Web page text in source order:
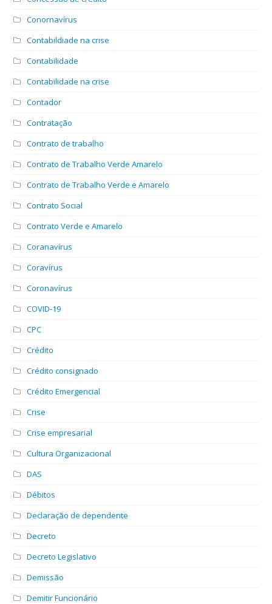
Conornavírus
Contabildiade na crise
Contabilidade
Contabilidade na crise
Contador
Contratação
Contrato de trabalho
Contrato de Trabalho Verde Amarelo
Contrato de Trabalho Verde e Amarelo
Contrato Social
Contrato Verde e Amarelo
Coranavírus
Coravírus
Coronavírus
COVID-19
CPC
Crédito
Crédito consignado
Crédito Emergencial
Crise
Crise empresarial
Cultura Organizacional
DAS
Débitos
Declaração de dependente
Decreto
Decreto Legislativo
Demissão
Demitir Funcionário